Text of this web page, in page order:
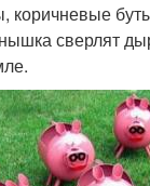
коричневые
сверлят